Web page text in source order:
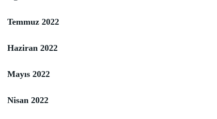
Temmuz 2022
Haziran 2022
Mayıs 2022
Nisan 2022